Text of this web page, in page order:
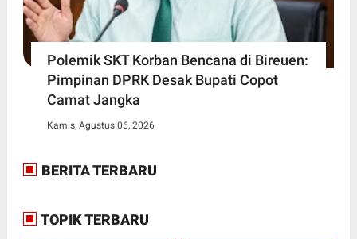
Polemik SKT Korban Bencana di Bireuen:
Pimpinan DPRK Desak Bupati Copot
Camat Jangka
Kamis, Agustus 06, 2026
BERITA TERBARU
TOPIK TERBARU